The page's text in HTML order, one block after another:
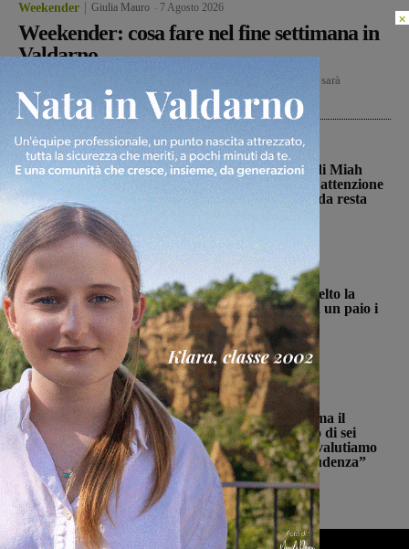
Weekender Giulia Mauro 7 Agosto 2026
Weekender: cosa fare nel fine settimana in
Valdarno
VENERDÌ 7 AGOSTO Reggello- Per il Cinema sotto le Stelle sarà
proiettato a Vaggio il film d’animazione “Tartarughe...
Cronaca
Sospese le ricerche sul campo di Miah
Billal, il Prefetto di Arezzo: “L’attenzione
delle istituzioni su questa vicenda resta
alta”
Glenda Venturini - 6 Agosto 2026
San Giovanni Valdarno
La Futsal Sangiovannese ha scelto la
strada della continuità, appena un paio i
volti nuovi
Michele Bossini - 6 Agosto 2026
Cronaca
Punto Nascita, no alla deroga ma il
Ministero apre al monitoraggio di sei
mesi. Vadi: “Una risposta che valutiamo
positivamente anche se con prudenza”
Monica Campani - 6 Agosto 2026
×